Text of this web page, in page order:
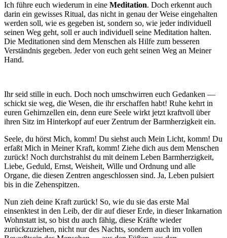
Ich führe euch wiederum in eine Meditation. Doch erkennt auch
darin ein gewisses Ritual, das nicht in genau der Weise eingehalten
werden soll, wie es gegeben ist, sondern so, wie jeder individuell
seinen Weg geht, soll er auch individuell seine Meditation halten.
Die Meditationen sind dem Menschen als Hilfe zum besseren
Verständnis gegeben. Jeder von euch geht seinen Weg an Meiner
Hand.
Ihr seid stille in euch. Doch noch umschwirren euch Gedanken —
schickt sie weg, die Wesen, die ihr erschaffen habt! Ruhe kehrt in
euren Gehirnzellen ein, denn eure Seele wirkt jetzt kraftvoll über
ihren Sitz im Hinterkopf auf euer Zentrum der Barmherzigkeit ein.
Seele, du hörst Mich, komm! Du siehst auch Mein Licht, komm! Du
erfaßt Mich in Meiner Kraft, komm! Ziehe dich aus dem Menschen
zurück! Noch durchstrahlst du mit deinem Leben Barmherzigkeit,
Liebe, Geduld, Ernst, Weisheit, Wille und Ordnung und alle
Organe, die diesen Zentren angeschlossen sind. Ja, Leben pulsiert
bis in die Zehenspitzen.
Nun zieh deine Kraft zurück! So, wie du sie das erste Mal
einsenktest in den Leib, der dir auf dieser Erde, in dieser Inkarnation
Wohnstatt ist, so bist du auch fähig, diese Kräfte wieder
zurückzuziehen, nicht nur des Nachts, sondern auch im vollen